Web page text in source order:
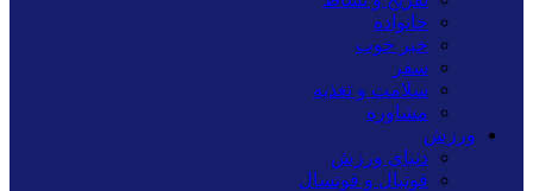
خانواده
خبر خوب
سفر
سلامت و تغذیه
مشاوره
ورزش
دنیای ورزش
فوتبال و فوتسال